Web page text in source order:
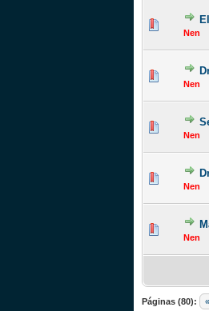
Nen
Nen
Nen
Nen
Nen
Páginas (80):